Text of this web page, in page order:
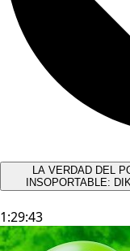
LA VERDAD DEL
INSOPORTABLE:
1:29:43